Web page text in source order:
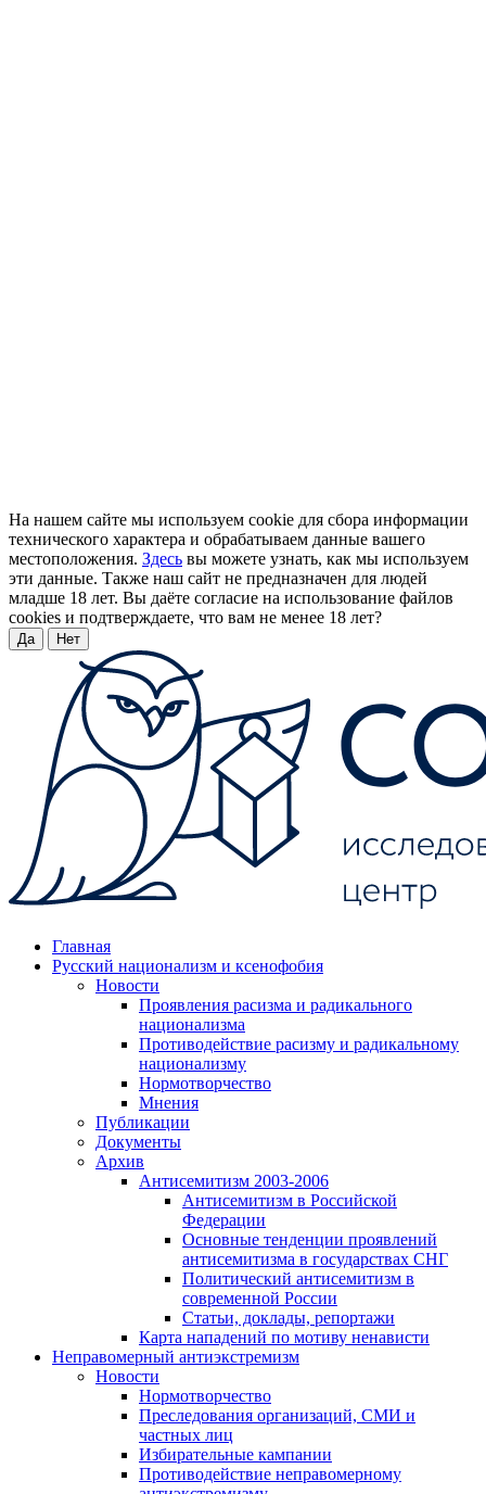
На нашем сайте мы используем cookie для сбора информации
технического характера и обрабатываем данные вашего
местоположения. Здесь вы можете узнать, как мы используем
эти данные. Также наш сайт не предназначен для людей
младше 18 лет. Вы даёте согласие на использование файлов
cookies и подтверждаете, что вам не менее 18 лет?
Да Нет
Главная
Русский национализм и ксенофобия
Новости
Проявления расизма и радикального
национализма
Противодействие расизму и радикальному
национализму
Нормотворчество
Мнения
Публикации
Документы
Архив
Антисемитизм 2003-2006
Антисемитизм в Российской
Федерации
Основные тенденции проявлений
антисемитизма в государствах СНГ
Политический антисемитизм в
современной России
Статьи, доклады, репортажи
Карта нападений по мотиву ненависти
Неправомерный антиэкстремизм
Новости
Нормотворчество
Преследования организаций, СМИ и
частных лиц
Избирательные кампании
Противодействие неправомерному